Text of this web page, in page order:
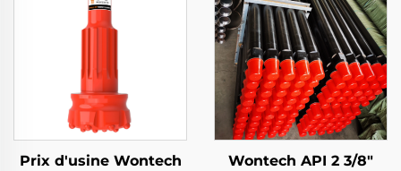
QL80 SD8 marteau
DTH
d'eau et explosifs
Prix d'usine Wontech
Wontech API 2 3/8"